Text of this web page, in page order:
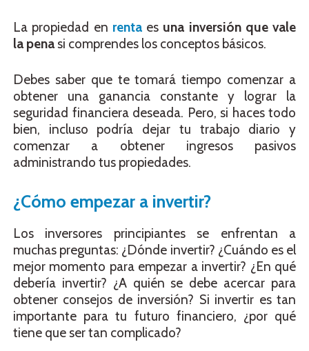
La propiedad en rentaes una inversión que vale
la pena si comprendes los conceptos básicos.
Debes saber que te tomará tiempo comenzar a
obtener una ganancia constante y lograr la
seguridad financiera deseada. Pero, si haces todo
bien, incluso podría dejar tu trabajo diario y
comenzar a obtener ingresos pasivos
administrando tus propiedades.
¿Cómo empezar a invertir?
Los inversores principiantes se enfrentan a
muchas preguntas: ¿Dónde invertir? ¿Cuándo es el
mejor momento para empezar a invertir? ¿En qué
debería invertir? ¿A quién se debe acercar para
obtener consejos de inversión? Si invertir es tan
importante para tu futuro financiero, ¿por qué
tiene que ser tan complicado?